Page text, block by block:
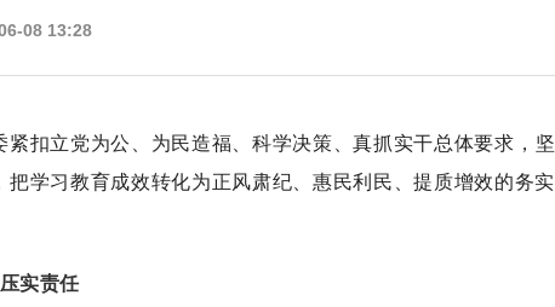
08 13:28
扣立党为公、为民造福、科学决策、真抓实干总体要求，坚
学习教育成效转化为正风肃纪、惠民利民、提质增效的务实
实责任